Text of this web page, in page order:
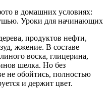
продуктов нефти,
жжение. В составе
воска, глицерина,
шелка. Но без
не обойтись, полностью
и держит цвет.